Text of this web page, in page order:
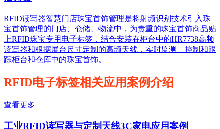
RFID读写器智慧门店珠宝首饰管理是将射频识别技术引入珠
宝首饰管理的门店、仓储、物流中，为贵重的珠宝首饰商品贴
上RFID珠宝专用电子标签，结合安装在柜台中的HR7738高频
读写器和根据展台尺寸定制的高频天线，实时监测、控制和跟
踪柜台和仓库中的珠宝首饰。
RFID电子标签相关应用案例介绍
查看更多
工业RFID读写器与定制天线3C家电应用案例